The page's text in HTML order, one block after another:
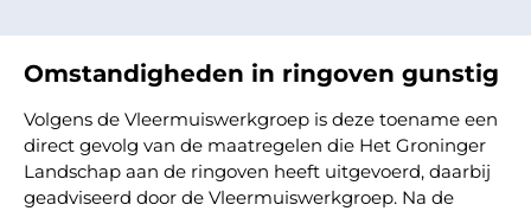
Omstandigheden in ringoven gunstig
Volgens de Vleermuiswerkgroep is deze toename een
direct gevolg van de maatregelen die Het Groninger
Landschap aan de ringoven heeft uitgevoerd, daarbij
geadviseerd door de Vleermuiswerkgroep. Na de